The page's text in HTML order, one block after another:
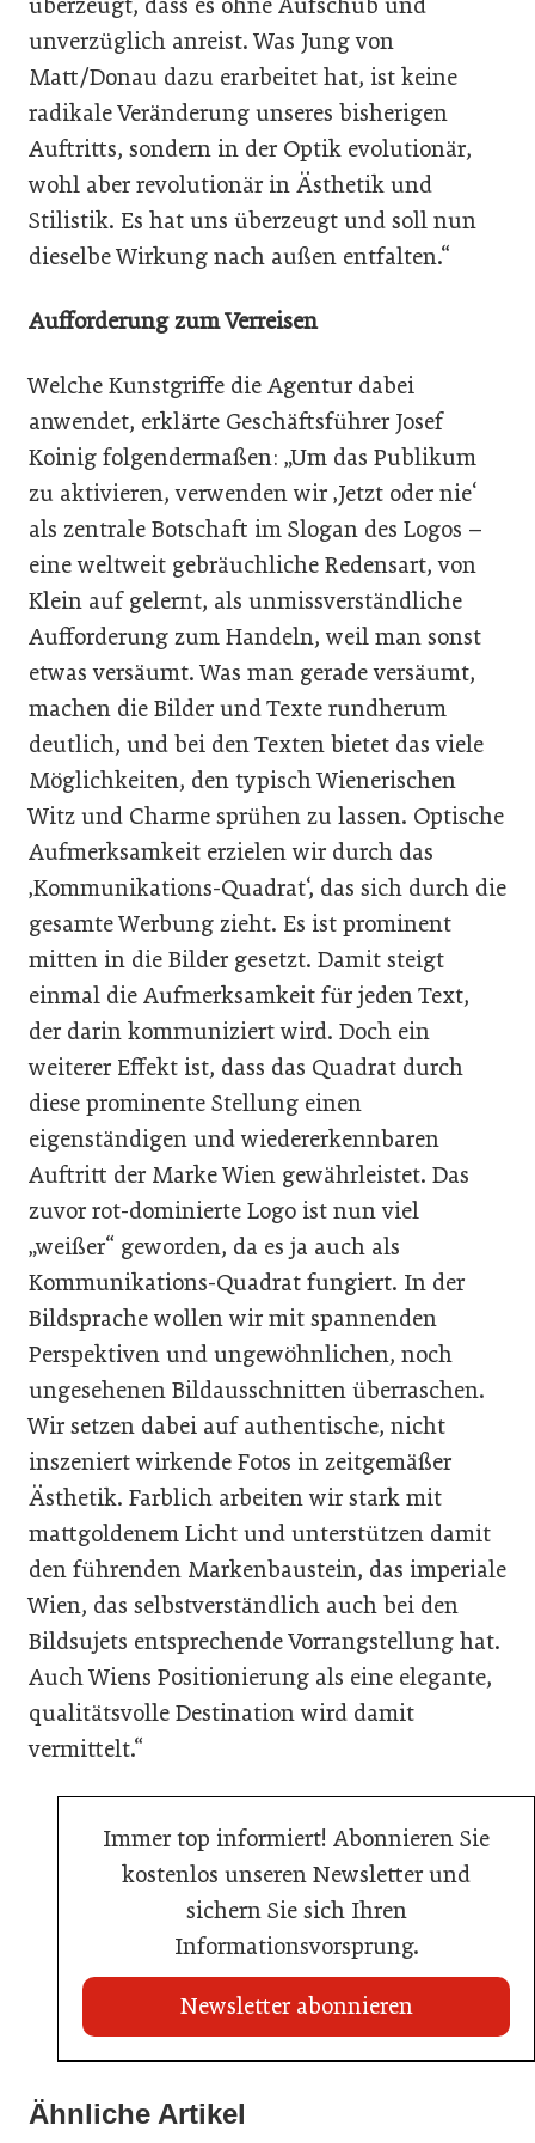
unverzüglich anreist. Was Jung von
Matt/Donau dazu erarbeitet hat, ist keine
radikale Veränderung unseres bisherigen
Auftritts, sondern in der Optik evolutionär,
wohl aber revolutionär in Ästhetik und
Stilistik. Es hat uns überzeugt und soll nun
dieselbe Wirkung nach außen entfalten.“
Aufforderung zum Verreisen
Welche Kunstgriffe die Agentur dabei
anwendet, erklärte Geschäftsführer Josef
Koinig folgendermaßen: „Um das Publikum
zu aktivieren, verwenden wir ‚Jetzt oder nie‘
als zentrale Botschaft im Slogan des Logos –
eine weltweit gebräuchliche Redensart, von
Klein auf gelernt, als unmissverständliche
Aufforderung zum Handeln, weil man sonst
etwas versäumt. Was man gerade versäumt,
machen die Bilder und Texte rundherum
deutlich, und bei den Texten bietet das viele
Möglichkeiten, den typisch Wienerischen
Witz und Charme sprühen zu lassen. Optische
Aufmerksamkeit erzielen wir durch das
‚Kommunikations-Quadrat‘, das sich durch die
gesamte Werbung zieht. Es ist prominent
mitten in die Bilder gesetzt. Damit steigt
einmal die Aufmerksamkeit für jeden Text,
der darin kommuniziert wird. Doch ein
weiterer Effekt ist, dass das Quadrat durch
diese prominente Stellung einen
eigenständigen und wiedererkennbaren
Auftritt der Marke Wien gewährleistet. Das
zuvor rot-dominierte Logo ist nun viel
„weißer“ geworden, da es ja auch als
Kommunikations-Quadrat fungiert. In der
Bildsprache wollen wir mit spannenden
Perspektiven und ungewöhnlichen, noch
ungesehenen Bildausschnitten überraschen.
Wir setzen dabei auf authentische, nicht
inszeniert wirkende Fotos in zeitgemäßer
Ästhetik. Farblich arbeiten wir stark mit
mattgoldenem Licht und unterstützen damit
den führenden Markenbaustein, das imperiale
Wien, das selbstverständlich auch bei den
Bildsujets entsprechende Vorrangstellung hat.
Auch Wiens Positionierung als eine elegante,
qualitätsvolle Destination wird damit
vermittelt.“
Immer top informiert! Abonnieren Sie
kostenlos unseren Newsletter und
sichern Sie sich Ihren
Informationsvorsprung.
Newsletter abonnieren
Ähnliche Artikel
Travel Start-up Night 2026: Beste Tourismus-Idee